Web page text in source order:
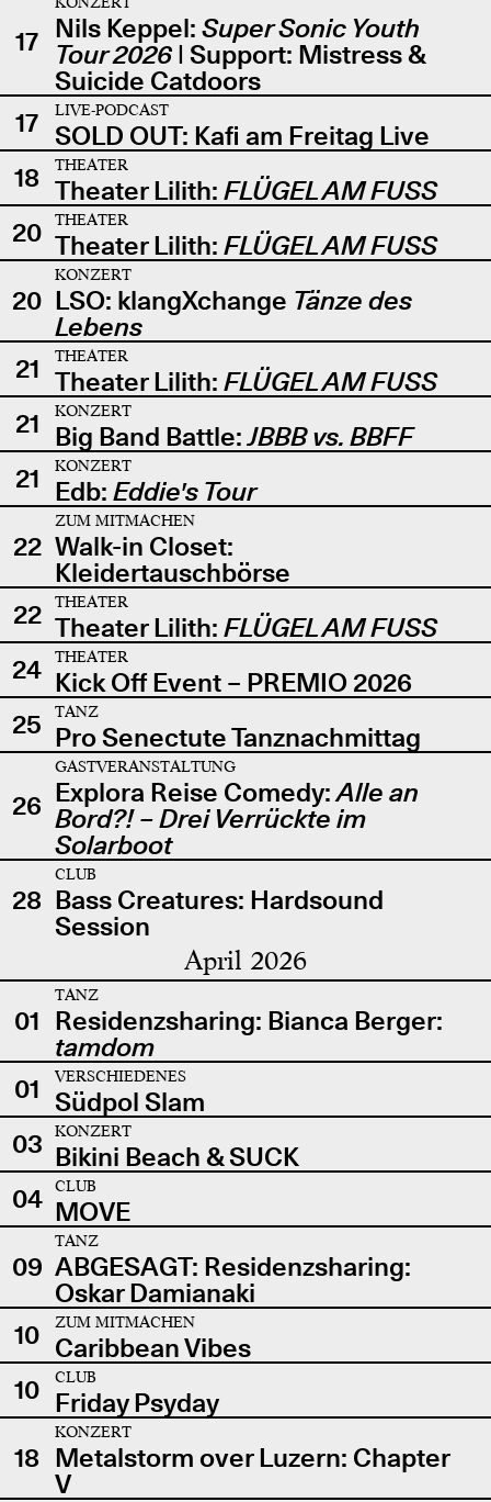
17 Nils Keppel: Super Sonic Youth
Tour 2026| Support: Mistress &
Suicide Catdoors
17
LIVE-PODCAST
SOLD OUT: Kafi am Freitag Live
18
THEATER
Theater Lilith: FLÜGEL AM FUSS
20
THEATER
Theater Lilith: FLÜGEL AM FUSS
20
KONZERT
LSO: klangXchange Tänze des
Lebens
21
THEATER
Theater Lilith: FLÜGEL AM FUSS
21
KONZERT
Big Band Battle:JBBB vs. BBFF
21
KONZERT
Edb: Eddie's Tour
22
ZUM MITMACHEN
Walk-in Closet:
Kleidertauschbörse
22
THEATER
Theater Lilith: FLÜGEL AM FUSS
24
THEATER
Kick Off Event – PREMIO 2026
25
TANZ
Pro Senectute Tanznachmittag
26
GASTVERANSTALTUNG
Explora Reise Comedy:Alle an
Bord?! – Drei Verrückte im
Solarboot
28
CLUB
Bass Creatures: Hardsound
Session
April 2026
01
TANZ
Residenzsharing: Bianca Berger:
tamdom
01
VERSCHIEDENES
Südpol Slam
03
KONZERT
Bikini Beach & SUCK
04
CLUB
MOVE
09
TANZ
ABGESAGT: Residenzsharing:
Oskar Damianaki
10
ZUM MITMACHEN
Caribbean Vibes
10
CLUB
Friday Psyday
18
KONZERT
Metalstorm over Luzern: Chapter
V